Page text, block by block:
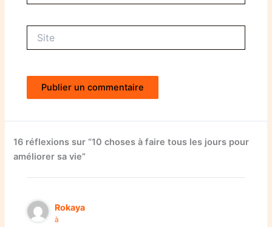
16 réflexions sur “10 choses à faire tous les jours pour
améliorer sa vie”
Rokaya
à